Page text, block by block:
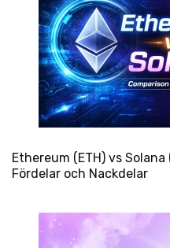
Ethereum (ETH) vs
Fördelar och Nackdelar